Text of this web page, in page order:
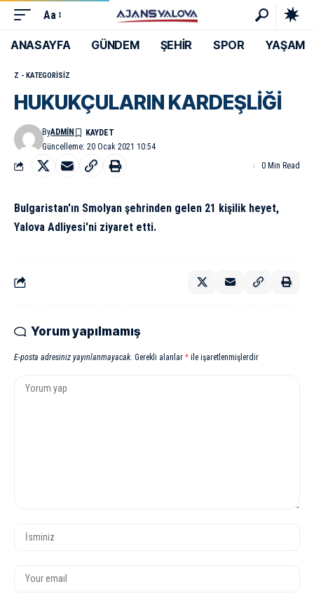
Aa
ANASAYFA GÜNDEM ŞEHİR SPOR YAŞAM
Z - KATEGORISIZ
HUKUKÇULARIN KARDEŞLİĞİ
Güncelleme: 20 Ocak 2021 10:54
ByADMIN
0 Min Read
Bulgaristan'ın Smolyan şehrinden gelen 21 kişilik heyet,
Yalova Adliyesi'ni ziyaret etti.
Yorum yapılmamış
E-posta adresiniz yayınlanmayacak. Gerekli alanlar * ile işaretlenmişlerdir